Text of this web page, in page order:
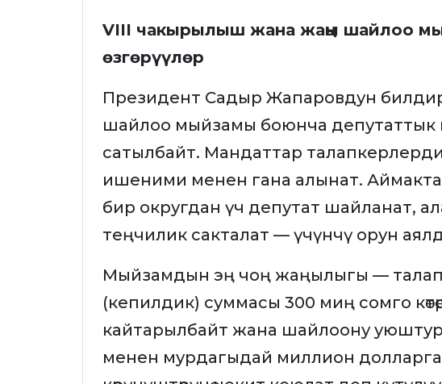
VIII чакырылыш жана жаңы шайлоо
өзгөрүүлөр
Президент Садыр Жапаровдун
шайлоо мыйзамы боюнча депутаттык
сатылбайт. Мандаттар
ишеними менен гана алынат.
бир округдан үч депутат шайланат,
теңчилик сакталат — үчүнчү орун
Мыйзамдын эң чоң жаңылыгы —
(кепилдик) суммасы 300 миң сомго
кайтарылбайт жана шайлоону
менен мурдагыдай миллион